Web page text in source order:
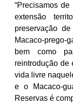
“Precisamos
extensão
preservação
Macaco-prego-
bem como
reintrodução de
vida livre
e o Macaco-
Reservas é